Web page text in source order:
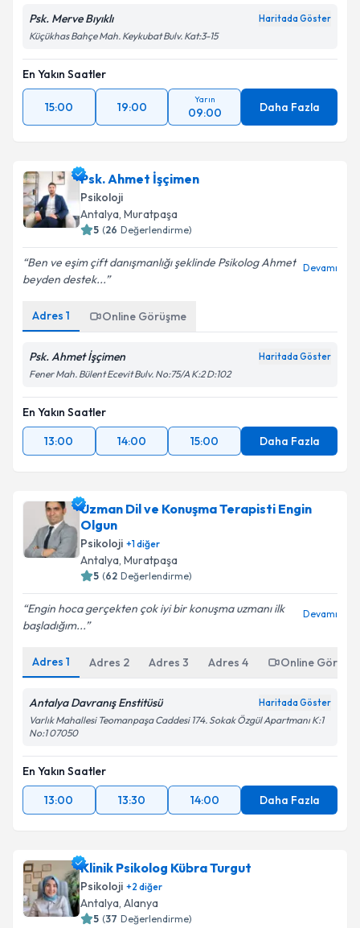
Psk. Merve Bıyıklı Haritada Göster
Küçükhas Bahçe Mah. Keykubat Bulv. Kat:3-15
En Yakın Saatler
15:00 19:00
Yarın
09:00 Daha Fazla
Psk. Ahmet İşçimen
Psikoloji
Antalya, Muratpaşa
5 (26 Değerlendirme)
Ben ve eşim çift danışmanlığı şeklinde Psikolog Ahmet
beyden destek...
Devamı
Adres 1 Online Görüşme
Psk. Ahmet İşçimen Haritada Göster
Fener Mah. Bülent Ecevit Bulv. No:75/A K:2 D:102
En Yakın Saatler
13:00
14:00 15:00 Daha Fazla
Uzman Dil ve Konuşma Terapisti Engin
Olgun
Psikoloji +1diğer
Antalya, Muratpaşa
5 (62 Değerlendirme)
Engin hoca gerçekten çok iyi bir konuşma uzmanı ilk
başladığım...
Devamı
Adres 1 Adres 2 Adres 3 Adres 4 Online
Antalya Davranış Enstitüsü Haritada Göster
Varlık Mahallesi Teomanpaşa Caddesi 174. Sokak Özgül Apartmanı K:1
No:1 07050
En Yakın Saatler
13:00
13:30 14:00 Daha Fazla
Klinik Psikolog Kübra Turgut
Psikoloji +2 diğer
Antalya, Alanya
5 (37 Değerlendirme)